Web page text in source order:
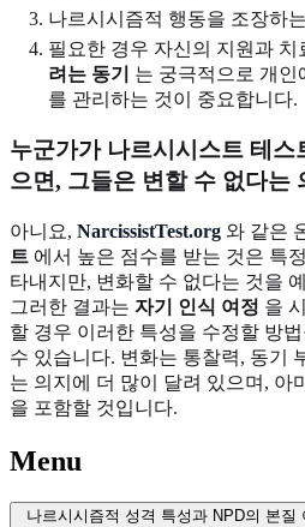
나르시시즘적 행동을 조장하
필요한 경우 자신의 지원과 치
려는 동기
는 궁극적으로 개인
를 관리하는 것이 중요합니다.
누군가가 나르시시스트 테
으면, 그들은 변할 수 없다는
아니요, NarcissistTest.org 와 같은
트 에서 높은 점수를 받는 것은 특
타내지만, 변화할 수 없다는 것을
그러한 결과는 자기 인식 여정 을
할 경우 이러한 특성을 수정할 방
수 있습니다. 변화는 통찰력, 동기
는 의지에 더 많이 달려 있으며, 아
을 포함할 것입니다.
Menu
나르시시즘적 성격 특성과 NPD의 본질